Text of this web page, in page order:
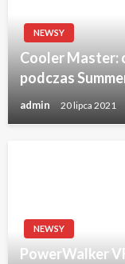
NEWSY
Cooler Master:
podczas
admin 20 lipca 2021
NEWSY
PowerWalker